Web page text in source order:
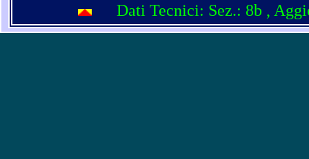
Dati Tecnici: Sez.: 8b ,